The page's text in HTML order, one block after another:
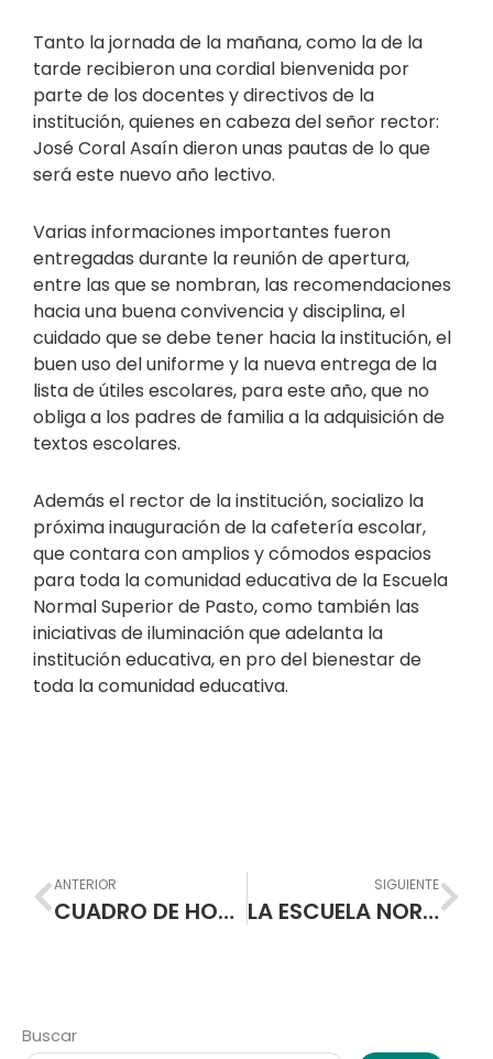
Tanto la jornada de la mañana, como la de la
tarde recibieron una cordial bienvenida por
parte de los docentes y directivos de la
institución, quienes en cabeza del señor rector:
José Coral Asaín dieron unas pautas de lo que
será este nuevo año lectivo.
Varias informaciones importantes fueron
entregadas durante la reunión de apertura,
entre las que se nombran, las recomendaciones
hacia una buena convivencia y disciplina, el
cuidado que se debe tener hacia la institución, el
buen uso del uniforme y la nueva entrega de la
lista de útiles escolares, para este año, que no
obliga a los padres de familia a la adquisición de
textos escolares.
Además el rector de la institución, socializo la
próxima inauguración de la cafetería escolar,
que contara con amplios y cómodos espacios
para toda la comunidad educativa de la Escuela
Normal Superior de Pasto, como también las
iniciativas de iluminación que adelanta la
institución educativa, en pro del bienestar de
toda la comunidad educativa.
Prev
ANTERIOR
CUADRO DE HONOR ESTUDIANTES 2012
SIGUIENTE
LA ESCUELA NORMAL SUPERIOR DE PASTO, ADELANTA GESTIÓN PARA MEJOR LA ILUMINACIÓN DE LA INSTITUCIÓN.
Buscar